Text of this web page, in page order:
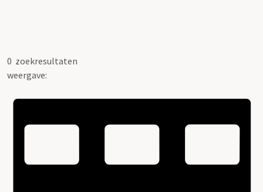
0 zoekresultaten
weergave: